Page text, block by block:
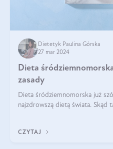
Dietetyk Paulina Górska
27 mar 2024
Dieta
zasady
Dieta śródziemnomorska już
najzdrowszą dietą świata. Skąd
CZYTAJ